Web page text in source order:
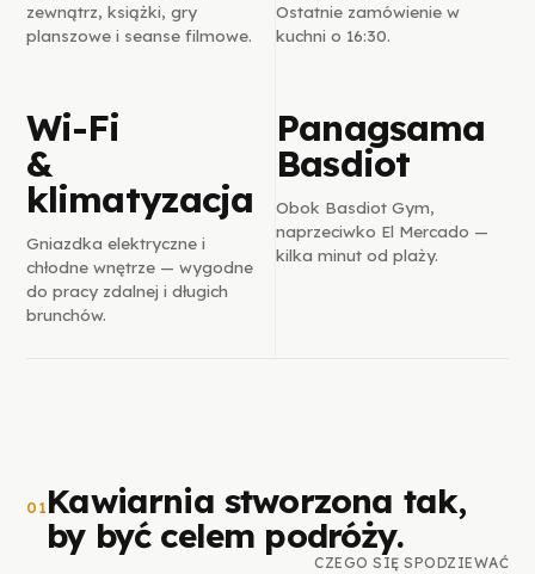
zewnątrz, książki, gry
planszowe i seanse filmowe.
Ostatnie zamówienie w
kuchni o 16:30.
Wi-Fi
&
klimatyzacja
Gniazdka elektryczne i
chłodne wnętrze — wygodne
do pracy zdalnej i długich
brunchów.
Panagsama
Basdiot
Obok Basdiot Gym,
naprzeciwko El Mercado —
kilka minut od plaży.
01Kawiarnia stworzona tak,
by być celem podróży.
CZEGO SIĘ SPODZIEWAĆ